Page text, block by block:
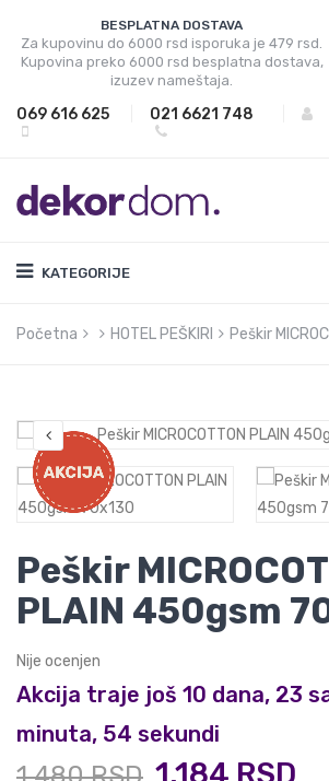
BESPLATNA DOSTAVA
Za kupovinu do 6000 rsd isporuka je 479 rsd.
Kupovina preko 6000 rsd besplatna dostava,
izuzev nameštaja.
069 616 625 021 6621 748
KATEGORIJE
Početna HOTEL PEŠKIRI Peškir
Peškir
PLAIN 450gsm
Nije ocenjen
Akcija traje još 10 dana, 23
minuta, 54 sekundi